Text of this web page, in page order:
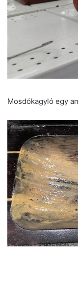
Mosdókagyló egy